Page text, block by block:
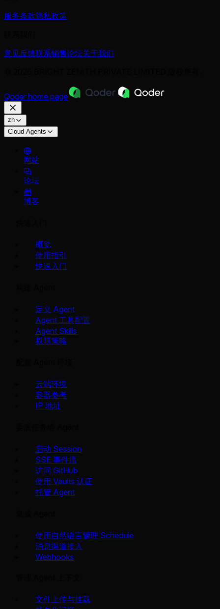
服务条款隐私政策
意见反馈联系销售论坛关于我们
Qoder home page
zh
Cloud Agents
网站
论坛
博客
概览
使用指引
快速入门
定义 Agent
Agent 工具配置
Agent Skills
权限策略
云端环境
容器参考
IP 地址
启动 Session
SSE 事件流
访问 GitHub
使用 Vaults 认证
托管 Agent
使用自然语言管理 Schedule
消息渠道接入
Webhooks
文件上传与挂载